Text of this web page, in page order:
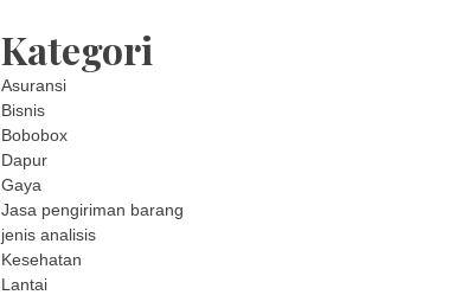
Kategori
Asuransi
Bisnis
Bobobox
Dapur
Gaya
Jasa pengiriman barang
jenis analisis
Kesehatan
Lantai